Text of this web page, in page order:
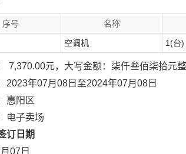
序号 名称
空调机 1(台)
7,370.00元，大写金额：柒仟叁佰柒拾元整
2023年07月08日至2024年07月08日
惠阳区
电子卖场
订日期
07日